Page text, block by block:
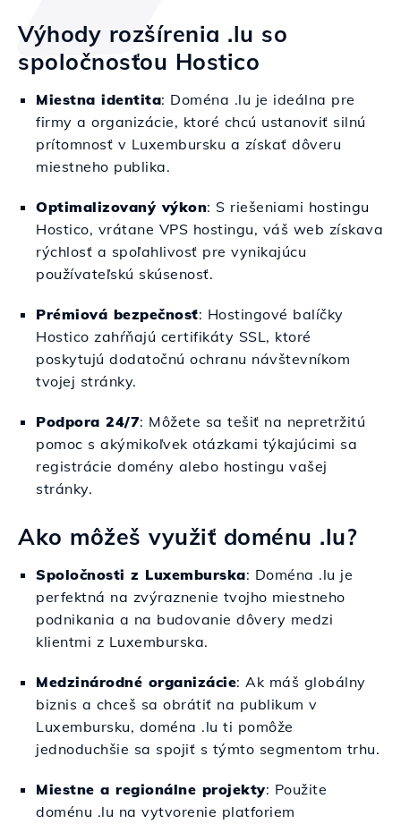
Výhody rozšírenia .lu so
spoločnosťou Hostico
Miestna identita: Doména .lu je ideálna pre
firmy a organizácie, ktoré chcú ustanoviť silnú
prítomnosť v Luxembursku a získať dôveru
miestneho publika.
Optimalizovaný výkon: S riešeniami hostingu
Hostico, vrátane VPS hostingu, váš web získava
rýchlosť a spoľahlivosť pre vynikajúcu
používateľskú skúsenosť.
Prémiová bezpečnosť: Hostingové balíčky
Hostico zahŕňajú certifikáty SSL, ktoré
poskytujú dodatočnú ochranu návštevníkom
tvojej stránky.
Podpora 24/7: Môžete sa tešiť na nepretržitú
pomoc s akýmikoľvek otázkami týkajúcimi sa
registrácie domény alebo hostingu vašej
stránky.
Ako môžeš využiť doménu .lu?
Spoločnosti z Luxemburska: Doména .lu je
perfektná na zvýraznenie tvojho miestneho
podnikania a na budovanie dôvery medzi
klientmi z Luxemburska.
Medzinárodné organizácie: Ak máš globálny
biznis a chceš sa obrátiť na publikum v
Luxembursku, doména .lu ti pomôže
jednoduchšie sa spojiť s týmto segmentom trhu.
Miestne a regionálne projekty: Použite
doménu .lu na vytvorenie platforiem